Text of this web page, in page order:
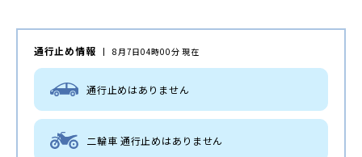
通行止め情報 8月7日04時00分 現在
通行止めはありません
二輪車 通行止めはありません